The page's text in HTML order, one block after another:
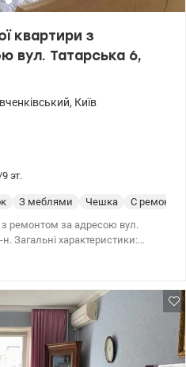
квартири з
вул. Татарська 6,
, Київ
эт.
З меблями Чешка
С
з ремонтом за адресою вул.
Загальні характеристики:
Завдяки чому
додатковим простіром.
та технікой. Локація: -до
транспортом. -поруч є
навчальні заклади,